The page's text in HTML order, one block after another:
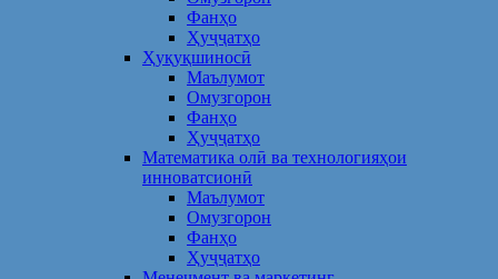
Фанҳо
Ҳуҷҷатҳо
Ҳуқуқшиносӣ
Маълумот
Омузгорон
Фанҳо
Ҳуҷҷатҳо
Математика олӣ ва технологияҳои
инноватсионӣ
Маълумот
Омузгорон
Фанҳо
Ҳуҷҷатҳо